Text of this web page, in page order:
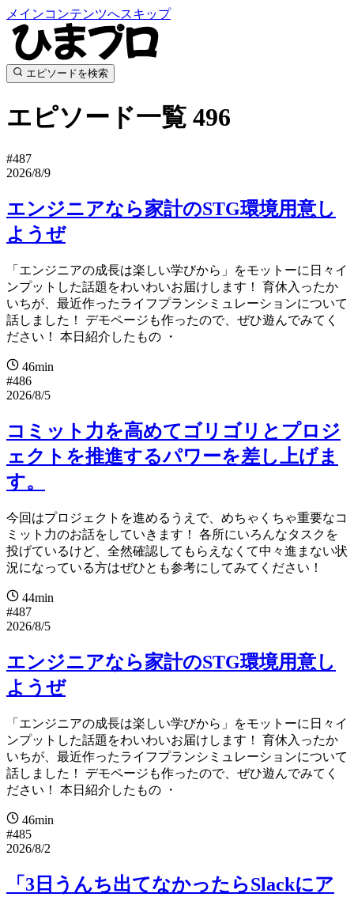
メインコンテンツへスキップ
エピソードを検索
エピソード一覧 496
#487
2026/8/9
エンジニアなら家計のSTG環境用意し
ようぜ
「エンジニアの成長は楽しい学びから」をモットーに日々イ
ンプットした話題をわいわいお届けします！ 育休入ったか
いちが、最近作ったライフプランシミュレーションについて
話しました！ デモページも作ったので、ぜひ遊んでみてく
ださい！ 本日紹介したもの ・
46min
#486
2026/8/5
コミット力を高めてゴリゴリとプロジ
ェクトを推進するパワーを差し上げま
す。
今回はプロジェクトを進めるうえで、めちゃくちゃ重要なコ
ミット力のお話をしていきます！ 各所にいろんなタスクを
投げているけど、全然確認してもらえなくて中々進まない状
況になっている方はぜひとも参考にしてみてください！
44min
#487
2026/8/5
エンジニアなら家計のSTG環境用意し
ようぜ
「エンジニアの成長は楽しい学びから」をモットーに日々イ
ンプットした話題をわいわいお届けします！ 育休入ったか
いちが、最近作ったライフプランシミュレーションについて
話しました！ デモページも作ったので、ぜひ遊んでみてく
ださい！ 本日紹介したもの ・
46min
#485
2026/8/2
「3日うんち出てなかったらSlackにア